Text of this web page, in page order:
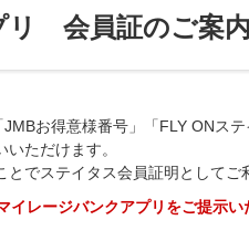
リ 会員証のご案内
お得意様番号」「FLY ONス
ただけます。
でステイタス会員証明としてご
レージバンクアプリをご提示